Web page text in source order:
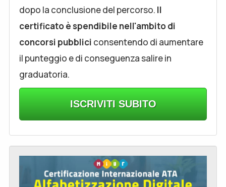
dopo la conclusione del percorso. Il
certificato è spendibile nell'ambito di
concorsi pubblici consentendo di aumentare
il punteggio e di conseguenza salire in
graduatoria.
ISCRIVITI SUBITO